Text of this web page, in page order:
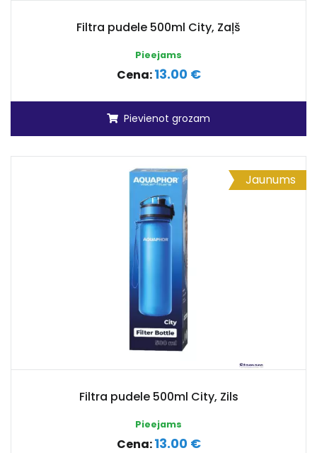
Filtra pudele 500ml City, Zaļš
Pieejams
Cena:13.00 €
Pievienot grozam
Jaunums
Filtra pudele 500ml City, Zils
Pieejams
Cena:13.00 €